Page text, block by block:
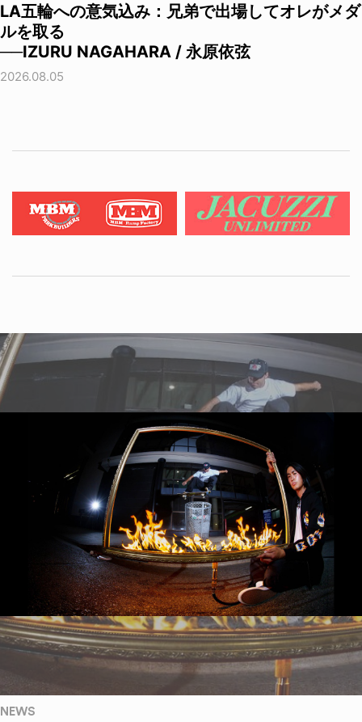
LA五輪への意気込み：兄弟で出場してオレがメダ
ルを取る
──IZURU NAGAHARA / 永原依弦
2026.08.05
NEWS